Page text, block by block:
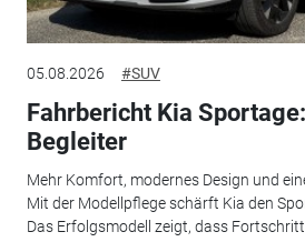
05.08.2026 #SUV
Fahrbericht Kia
Begleiter
Mehr Komfort, modernes Design und
Mit der Modellpflege schärft Kia den
Das Erfolgsmodell zeigt, dass Fortschritt